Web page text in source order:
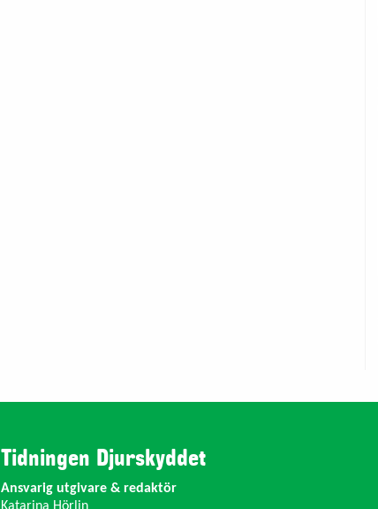
Tidningen Djurskyddet
Ansvarig utgivare & redaktör